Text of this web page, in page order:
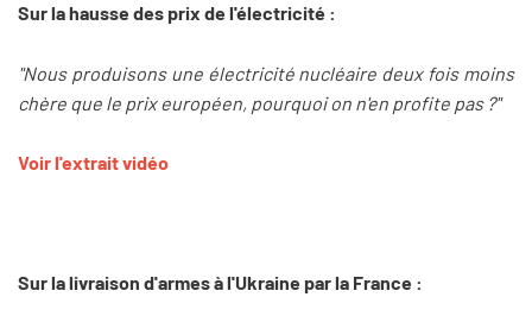
Sur la hausse des prix de l'électricité :
"Nous produisons une électricité nucléaire deux fois moins
chère que le prix européen, pourquoi on n'en profite pas ?"
Voir l'extrait vidéo
Sur la livraison d'armes à l'Ukraine par la France :